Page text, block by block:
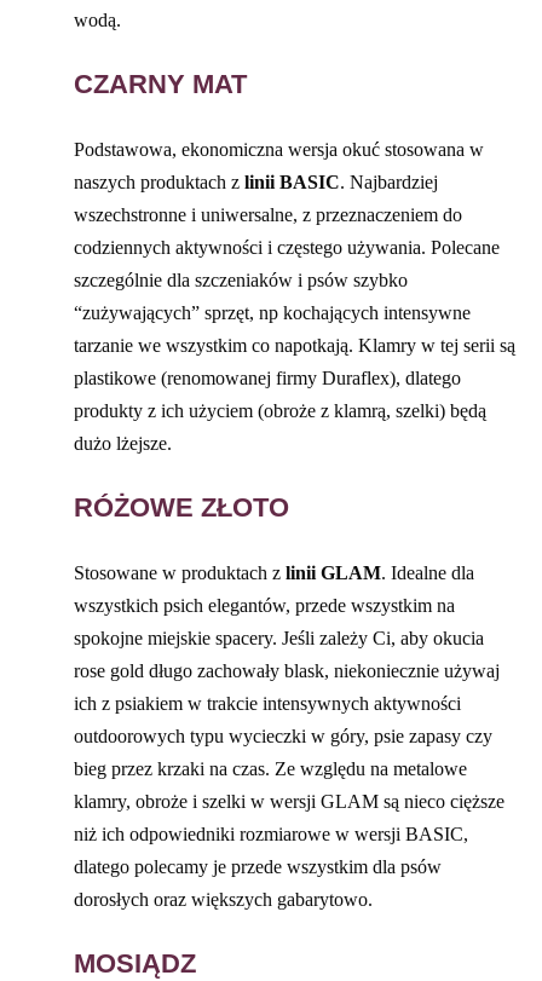
wodą.
CZARNY MAT
Podstawowa, ekonomiczna wersja okuć stosowana w
naszych produktach zlinii BASIC. Najbardziej
wszechstronne i uniwersalne, z przeznaczeniem do
codziennych aktywności i częstego używania. Polecane
szczególnie dla szczeniaków i psów szybko
“zużywających” sprzęt, np kochających intensywne
tarzanie we wszystkim co napotkają. Klamry w tej serii są
plastikowe (renomowanej firmy Duraflex), dlatego
produkty z ich użyciem (obroże z klamrą, szelki) będą
dużo lżejsze.
RÓŻOWE ZŁOTO
Stosowane w produktach zlinii GLAM. Idealne dla
wszystkich psich elegantów, przede wszystkim na
spokojne miejskie spacery. Jeśli zależy Ci, aby okucia
rose gold długo zachowały blask, niekoniecznie używaj
ich z psiakiem w trakcie intensywnych aktywności
outdoorowych typu wycieczki w góry, psie zapasy czy
bieg przez krzaki na czas. Ze względu na metalowe
klamry, obroże i szelki w wersji GLAM są nieco cięższe
niż ich odpowiedniki rozmiarowe w wersji BASIC,
dlatego polecamy je przede wszystkim dla psów
dorosłych oraz większych gabarytowo.
MOSIĄDZ